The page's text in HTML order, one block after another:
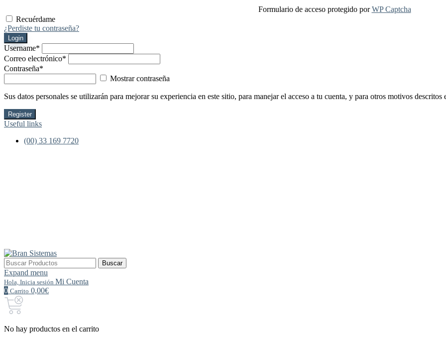
Formulario de acceso protegido porWP Captcha
Recuérdame
¿Perdiste tu contraseña?
Login
Username*
Correo electrónico*
Contraseña*
Mostrar contraseña
Sus datos personales se utilizarán para mejorar su experiencia en este sitio, para manejar el acceso a tu cuenta, y para otros motivos descritos
Register
Useful links
(00) 33 169 7720
Buscar
por:
Buscar
Expand menu
Hola, Inicia sesión Mi Cuenta
0 Carrito 0,00€
No hay productos en el carrito